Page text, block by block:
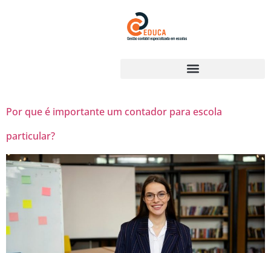
Por que é importante um contador para escola
particular?